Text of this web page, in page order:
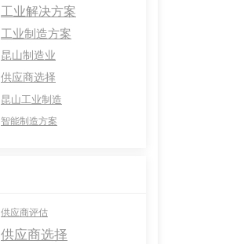
工业解决方案
工业制造方案
昆山制造业
供应商选择
昆山工业制造
智能制造方案
供应商评估
供应商选择